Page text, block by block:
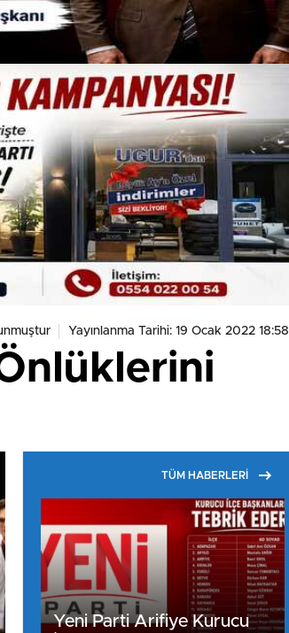
Yayınlanma Tarihi: 19 Ocak 2022 18:58
TÜM HABERLERİ
Yeni Parti Arifiye Kurucu